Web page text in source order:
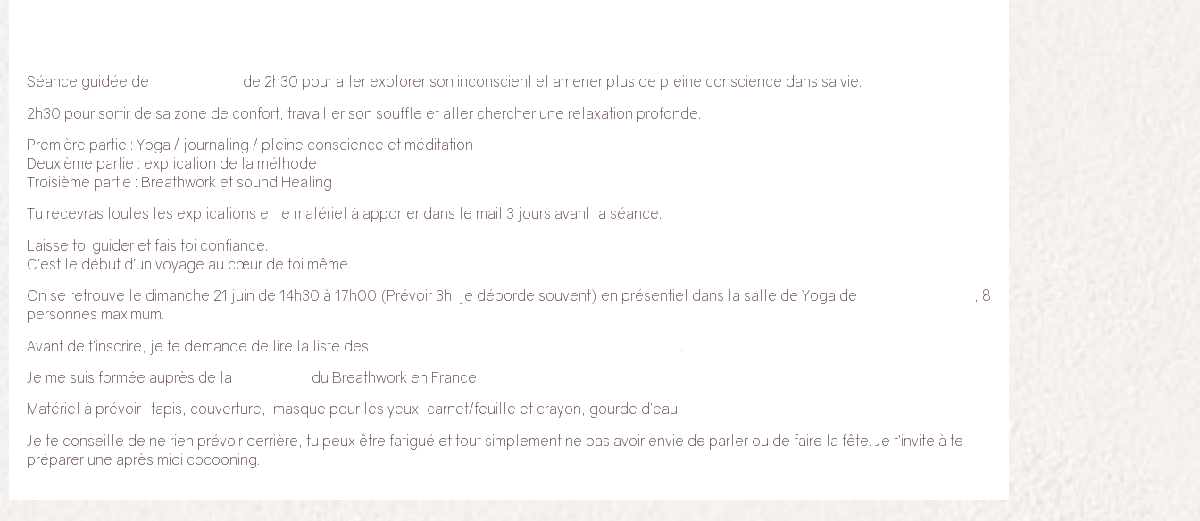
Séance guidée de
de 2h30 pour aller explorer son inconscient et amener plus de pleine conscience dans sa vie.
2h30 pour sortir de sa zone de confort, travailler son souffle et aller chercher une relaxation profonde.
Première partie : Yoga / journaling / pleine conscience et méditation
Deuxième partie : explication de la méthode
Troisième partie : Breathwork et sound Healing
Tu recevras toutes les explications et le matériel à apporter dans le mail 3 jours avant la séance.
Laisse toi guider et fais toi confiance.
C’est le début d’un voyage au cœur de toi même.
On se retrouve le dimanche 21 juin de 14h30 à 17h00 (Prévoir 3h, je déborde souvent) en présentiel dans la salle de Yoga de
, 8
personnes maximum.
Avant de t’inscrire, je te demande de lire la liste des
.
Je me suis formée auprès de la
du Breathwork en France
Matériel à prévoir : tapis, couverture, masque pour les yeux, carnet/feuille et crayon, gourde d’eau.
Je te conseille de ne rien prévoir derrière, tu peux être fatigué et tout simplement ne pas avoir envie de parler ou de faire la fête. Je t’invite à te
préparer une après midi cocooning.